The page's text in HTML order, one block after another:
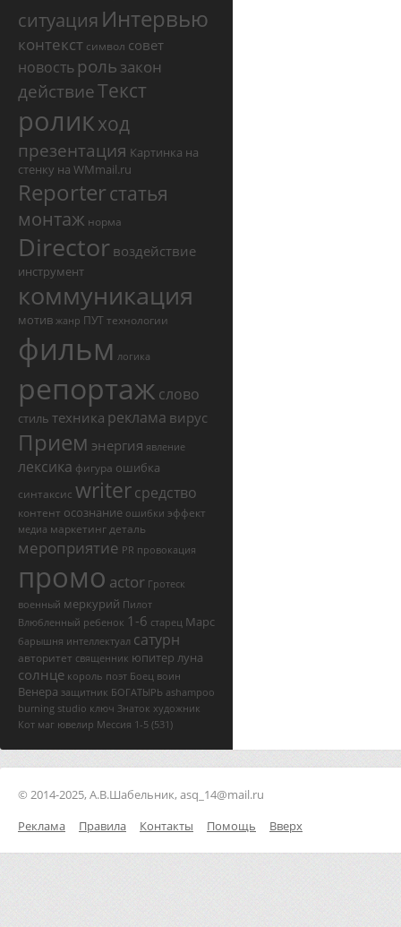
ситуация Интервью
контекст символ совет
новость роль закон
действиеТекст
роликход
презентация Картинка на
стенку на WMmail.ru
Reporterстатья
монтаж норма
Director воздействие
инструмент
коммуникация
мотив жанр ПУТ технологии
фильм логика
репортаж слово
стиль техника реклама вирус
Прием энергия явление
лексика фигура ошибка
синтаксис writerсредство
контент осознание ошибки эффект
медиа маркетингдеталь
мероприятие PR провокация
промо actor Гротеск
военный меркурий Пилот
Влюбленный ребенок 1-6 старец Марс
барышня интеллектуал сатурн
авторитет священник юпитер луна
солнце король поэт Боец воин
Венера защитник БОГАТЫРЬ ashampoo
burning studio ключ Знаток художник
Кот маг ювелир Мессия 1-5 (531)
© 2014-2025, А.В.Шабельник, asq_14@mail.ru
Реклама
Правила Контакты Помощь Вверх